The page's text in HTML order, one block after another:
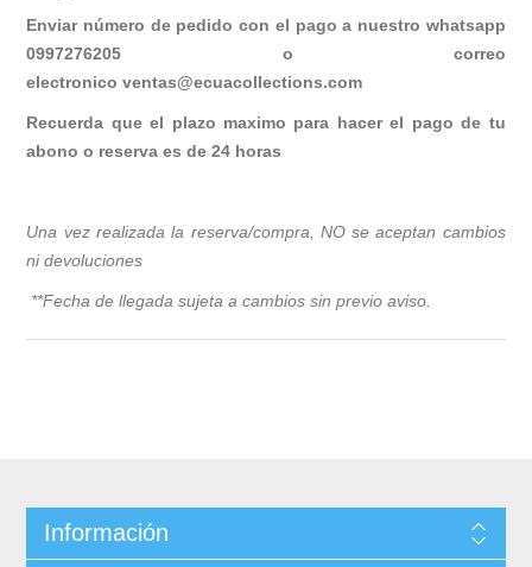
Enviar número de pedido con el pago a nuestro whatsapp
0997276205 o correo
electronicoventas@ecuacollections.com
Recuerda que el plazo maximo para hacer el pago de tu
abono o reserva es de 24 horas
Una vez realizada la reserva/compra, NO se aceptan cambios
ni devoluciones
**Fecha de llegada sujeta a cambios sin previo aviso.
Información